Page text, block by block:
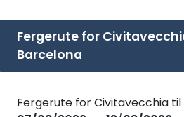
Fergerute for
Barcelona
Fergerute for Civitavecchia